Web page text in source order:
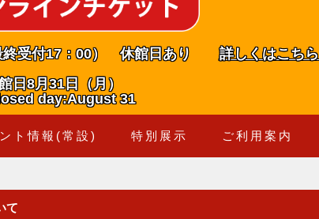
最終受付17：00） 休館日あり詳しくはこちら
日8月31日（月）
day:August 31
ト情報(常設) 特別展示 ご利用案内
て